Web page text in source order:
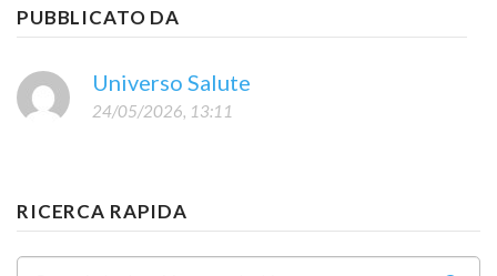
PUBBLICATO DA
Universo Salute
24/05/2026, 13:11
RICERCA RAPIDA